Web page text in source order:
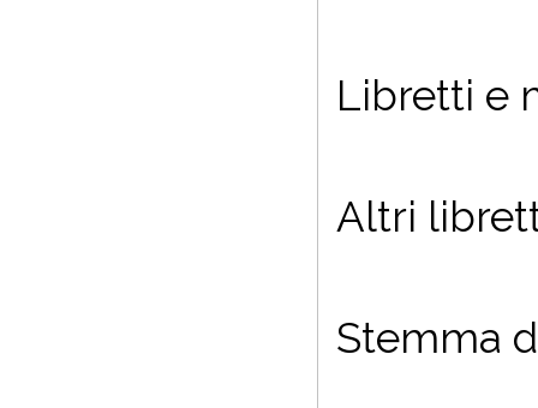
Libretti e
Altri
Stemma